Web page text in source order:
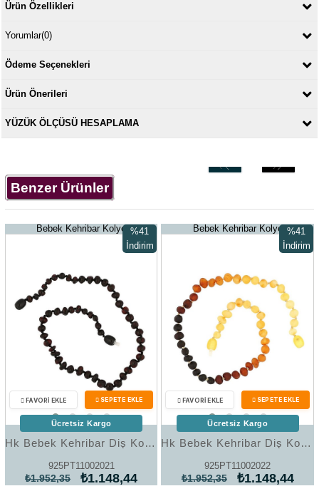
Ürün Özellikleri
Yorumlar(0)
Ödeme Seçenekleri
Ürün Önerileri
YÜZÜK ÖLÇÜSÜ HESAPLAMA
Benzer Ürünler
Bebek Kehribar Kolye
Hk Bebek Kehribar Diş Kolyesi Damla|Gümüş Takı Hediyelik Ürünler
925PT11002021
₺1.148,44
₺1.952,35
%41
İndirim
Ücretsiz Kargo
Bebek Kehribar Kolye
Hk Bebek Kehribar Diş Kolyesi Damla|Gümüş Takı Hediyelik Ürünler
925PT11002022
₺1.148,44
₺1.952,35
%41
İndirim
Ücretsiz Kargo
‹ ›